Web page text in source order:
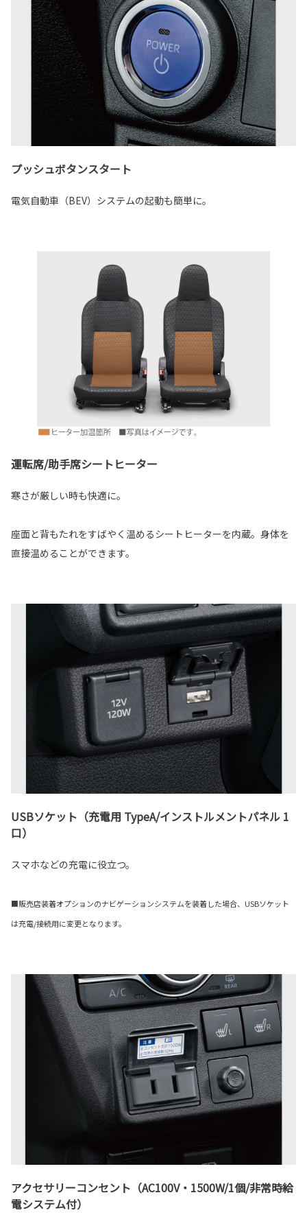
プッシュボタンスタート
電気自動車（BEV）システムの起動も簡単に。
運転席/助手席シートヒーター
寒さが厳しい時も快適に。
座面と背もたれをすばやく温めるシートヒーターを内蔵。身体を
直接温めることができます。
USBソケット（充電用 TypeA/インストルメントパネル 1
口）
スマホなどの充電に役立つ。
■販売店装着オプションのナビゲーションシステムを装着した場合、USBソケット
は充電/接続用に変更となります。
アクセサリーコンセント（AC100V・1500W/1個/非常時給
電システム付）